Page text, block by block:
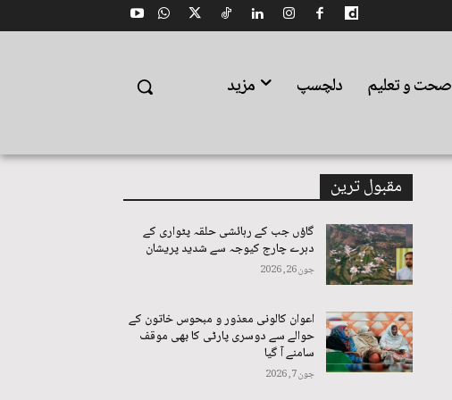
صحت و تعلیم دلچسپ مزید
مقبول ترین
گاؤں جب کے رہائشی حلقہ پٹواری کے
دہرے چارج کیوجہ سے شدید پریشان
جون 26, 2026
اعوان کالونی معذور و مبحوس خاتون کے
حوالے سے دوسری پارٹی کا بھی موقف
سامنے آ گیا
جون 7, 2026